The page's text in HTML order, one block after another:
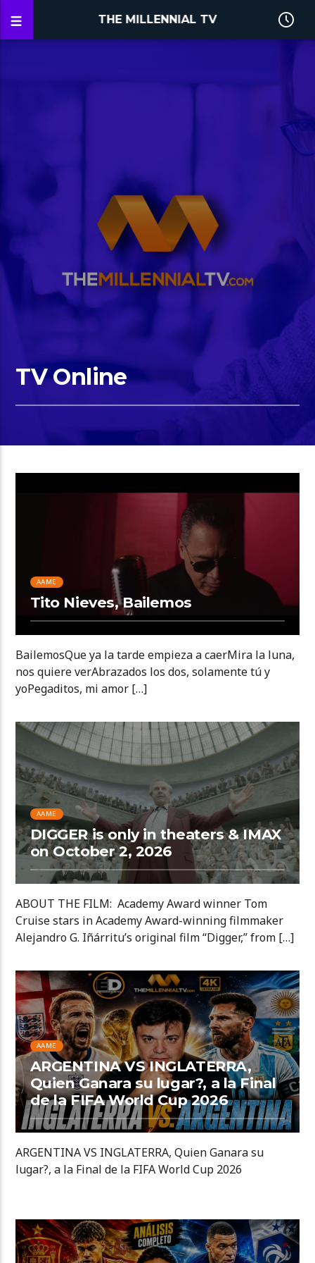
THE MILLENNIAL TV
TV Online
AAME
Tito Nieves, Bailemos
BailemosQue ya la tarde empieza a caerMira la luna,
nos quiere verAbrazados los dos, solamente tú y
yoPegaditos, mi amor […]
AAME
DIGGER is only in theaters & IMAX
on October 2, 2026
ABOUT THE FILM: Academy Award winner Tom
Cruise stars in Academy Award-winning filmmaker
Alejandro G. Iñárritu’s original film “Digger,” from […]
AAME
ARGENTINA VS INGLATERRA,
Quien Ganara su lugar?, a la Final
de la FIFA World Cup 2026
ARGENTINA VS INGLATERRA, Quien Ganara su
lugar?, a la Final de la FIFA World Cup 2026